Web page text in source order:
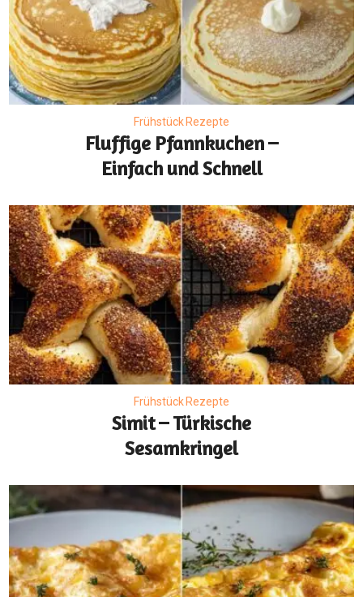
Frühstück Rezepte
Fluffige Pfannkuchen –
Einfach und Schnell
Frühstück Rezepte
Simit – Türkische
Sesamkringel